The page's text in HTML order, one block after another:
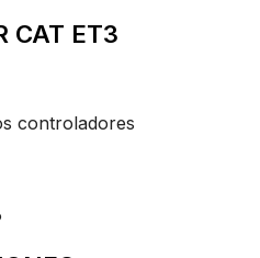
CAT ET3
controladores